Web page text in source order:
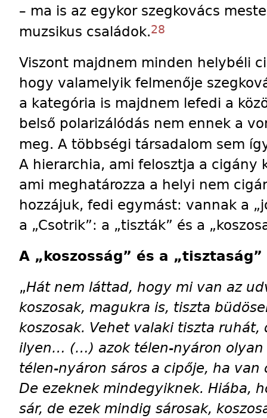
– ma is az egykor szegkovács
muzsikus családok.28
Viszont majdnem minden helybéli
hogy valamelyik felmenője
a kategória is majdnem lefedi a
belső polarizálódás nem ennek a
meg. A többségi társadalom sem
A hierarchia, ami felosztja a cigány
ami meghatározza a helyi nem
hozzájuk, fedi egymást: vannak a
a „Csotrik”: a „tiszták” és a
A „koszosság” és a „tisztaság”
„Hát nem láttad, hogy mi van az
koszosak, magukra is, tiszta
koszosak. Vehet valaki tiszta
ilyen… (…) azok télen-nyáron olyan
télen-nyáron sáros a cipője, ha van
De ezeknek mindegyiknek. Hiába,
sár, de ezek mindig sárosak,